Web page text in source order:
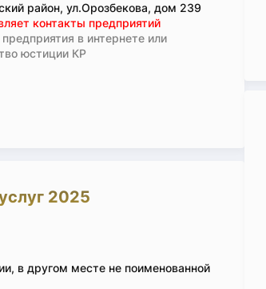
район, ул.Орозбекова, дом 239
контакты предприятий
в интернете или
юстиции КР
2025
в другом месте не поименованной